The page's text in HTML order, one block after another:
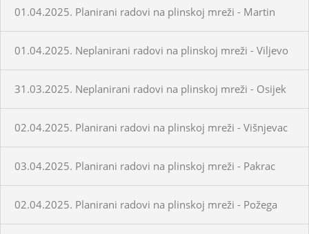
01.04.2025. Planirani radovi na plinskoj mreži - Martin
01.04.2025. Neplanirani radovi na plinskoj mreži - Viljevo
31.03.2025. Neplanirani radovi na plinskoj mreži - Osijek
02.04.2025. Planirani radovi na plinskoj mreži - Višnjevac
03.04.2025. Planirani radovi na plinskoj mreži - Pakrac
02.04.2025. Planirani radovi na plinskoj mreži - Požega